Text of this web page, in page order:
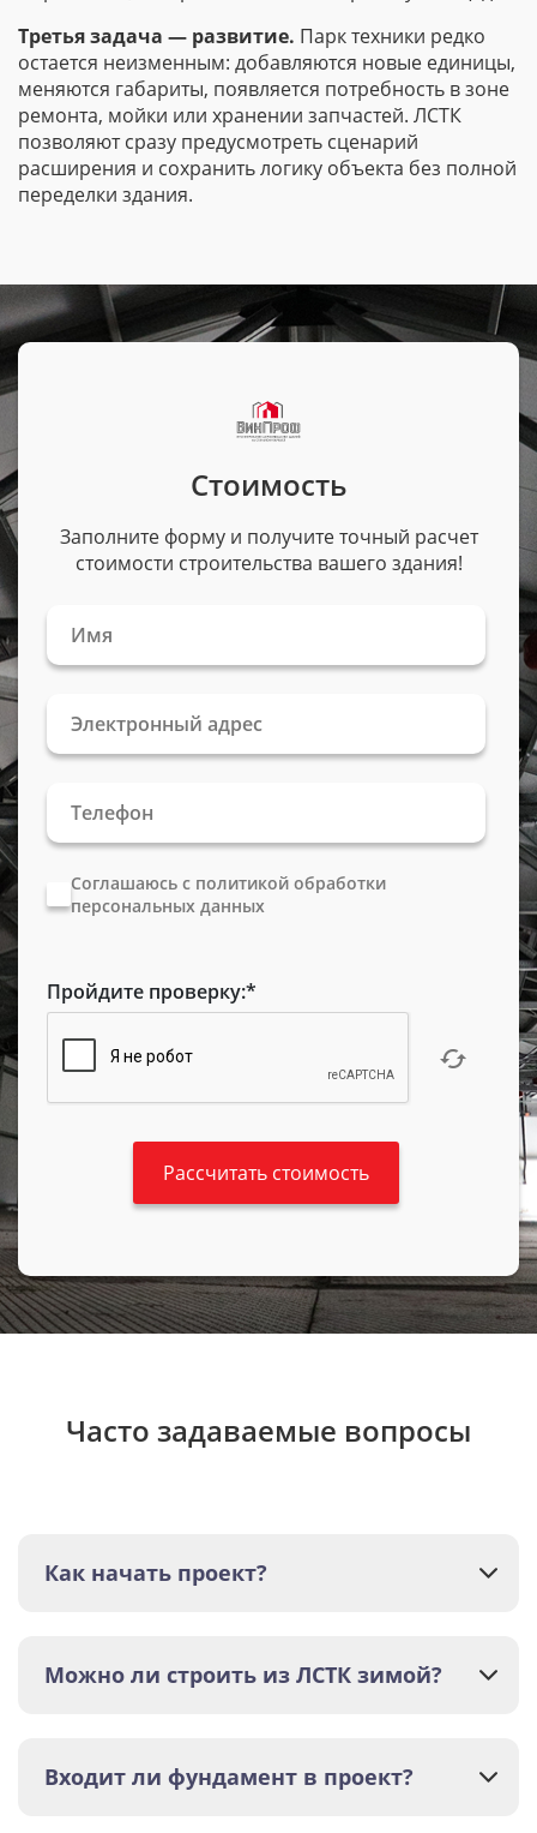
Третья задача — развитие. Парк техники редко
остается неизменным: добавляются новые единицы,
меняются габариты, появляется потребность в зоне
ремонта, мойки или хранении запчастей. ЛСТК
позволяют сразу предусмотреть сценарий
расширения и сохранить логику объекта без полной
переделки здания.
Стоимость
Заполните форму и получите точный расчет
стоимости строительства вашего здания!
Соглашаюсь с политикой обработки
персональных данных
Пройдите проверку:*
Часто задаваемые вопросы
Как начать проект?
Можно ли строить из ЛСТК зимой?
Входит ли фундамент в проект?